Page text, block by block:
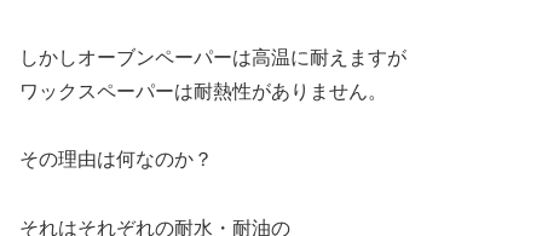
しかしオーブンペーパーは高温に耐えますが
ワックスペーパーは耐熱性がありません。
その理由は何なのか？
それはそれぞれの耐水・耐油の